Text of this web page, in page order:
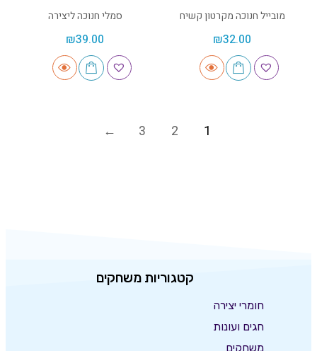
מובייל חנוכה מקרטון קשיח
₪32.00
סמלי חנוכה ליצירה
₪39.00
1
2
3
קטגוריות משחקים
חומרי יצירה
חגים ועונות
משחקים